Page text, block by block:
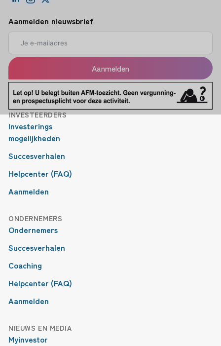
Aanmelden nieuwsbrief
Aanmelden
INVESTEERDERS
Investerings
mogelijkheden
Succesverhalen
Helpcenter (FAQ)
Aanmelden
ONDERNEMERS
Ondernemers
Succesverhalen
Coaching
Helpcenter (FAQ)
Aanmelden
NIEUWS EN MEDIA
Myinvestor